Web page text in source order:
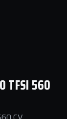
TFSI 560